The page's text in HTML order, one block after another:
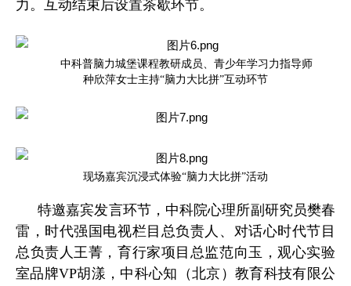
力。互动结束后设置茶歇环节。
中科普脑力城堡课程教研成员、青少年学习力指导师
种欣萍女士主持“脑力大比拼”互动环节
现场嘉宾沉浸式体验“脑力大比拼”活动
特邀嘉宾发言环节，中科院心理所副研究员樊春
雷，时代强国电视栏目总负责人、对话心时代节目
总负责人王菁，育行家项目总监范向玉，观心实验
室品牌VP胡漾，中科心知（北京）教育科技有限公